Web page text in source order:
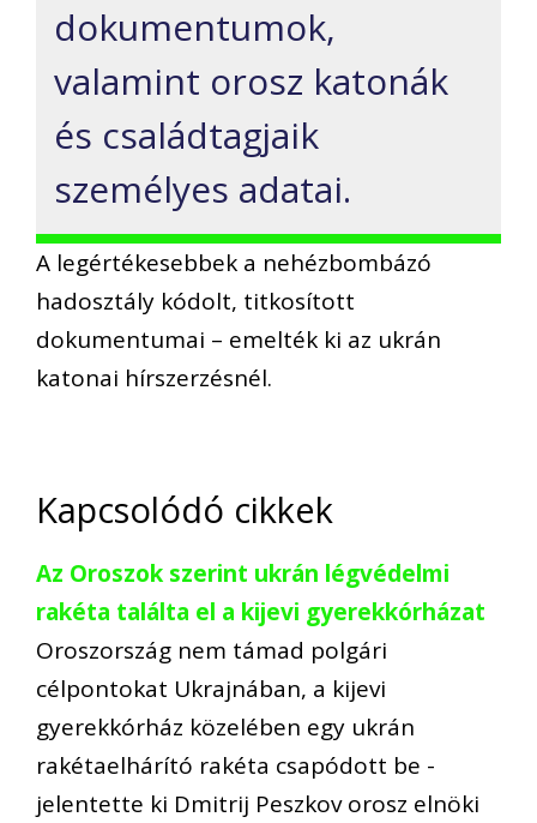
dokumentumok,
valamint orosz katonák
és családtagjaik
személyes adatai.
A legértékesebbek a nehézbombázó
hadosztály kódolt, titkosított
dokumentumai – emelték ki az ukrán
katonai hírszerzésnél.
Kapcsolódó cikkek
Az Oroszok szerint ukrán légvédelmi
rakéta találta el a kijevi gyerekkórházat
Oroszország nem támad polgári
célpontokat Ukrajnában, a kijevi
gyerekkórház közelében egy ukrán
rakétaelhárító rakéta csapódott be -
jelentette ki Dmitrij Peszkov orosz elnöki